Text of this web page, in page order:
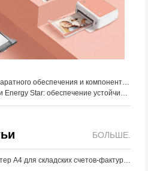
и компонентов облачных POS - систем для малого бизнеса
устойчивого роста в печатной промышленности
БОЛЬШЕ.
Вам нужен портативный принтер A4 для складских счетов-фактур? Что действительно работает